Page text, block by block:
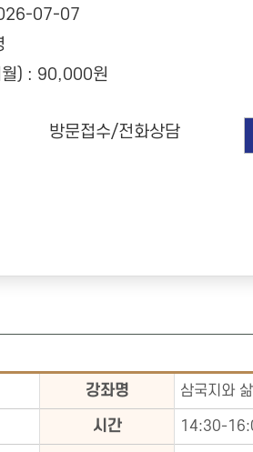
07-07
월) : 90,000원
방문접수/전화상담
강좌명 삼국지와
시간 14:30-